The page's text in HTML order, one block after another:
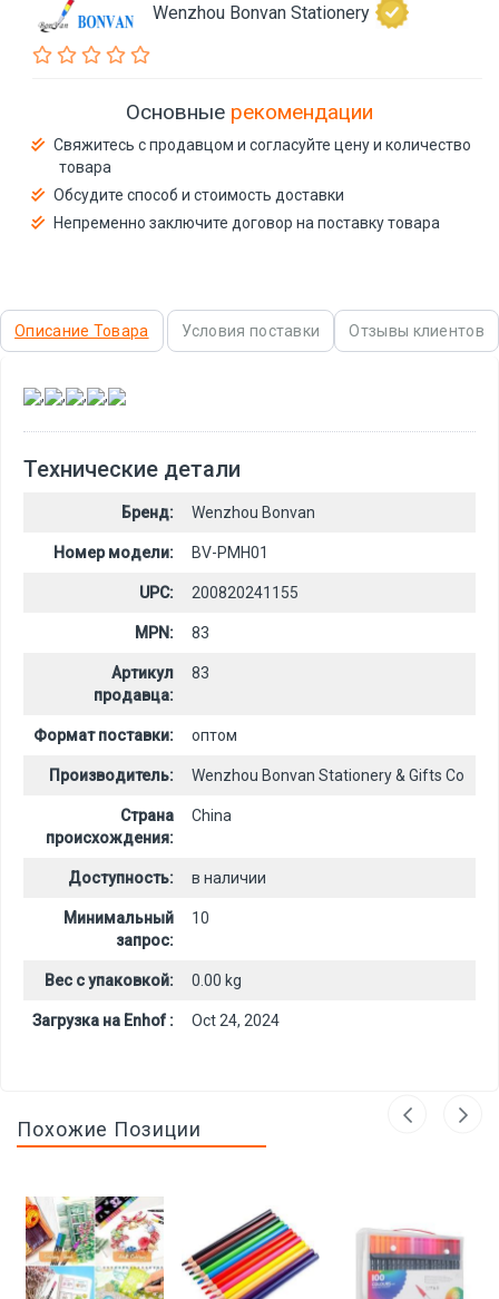
Wenzhou Bonvan Stationery
Основные рекомендации
Свяжитесь с продавцом и согласуйте цену и количество
товара
Обсудите способ и стоимость доставки
Непременно заключите договор на поставку товара
Описание Товара Условия поставки Отзывы клиентов
, , , ,
Технические детали
Бренд: Wenzhou Bonvan
Номер модели: BV-PMH01
UPC: 200820241155
MPN: 83
Артикул
продавца:
83
Формат поставки: оптом
Производитель: Wenzhou Bonvan Stationery & Gifts Co
Страна
происхождения:
China
Доступность: в наличии
Минимальный
запрос:
10
Вес с упаковкой: 0.00 kg
Загрузка на Enhof : Oct 24, 2024
Похожие Позиции